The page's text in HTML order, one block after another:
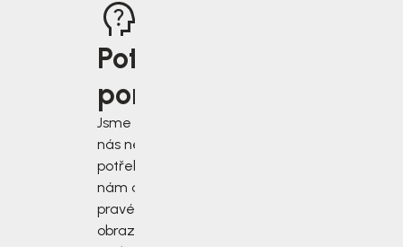
Potřebujete
poradit?
Jsme tu pro vás, když
nás nejvíce
potřebujete. Napište
nám do chatu v
pravém dolním rohu
obrazovky, nebo